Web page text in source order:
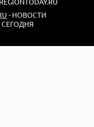
- НОВОСТИ